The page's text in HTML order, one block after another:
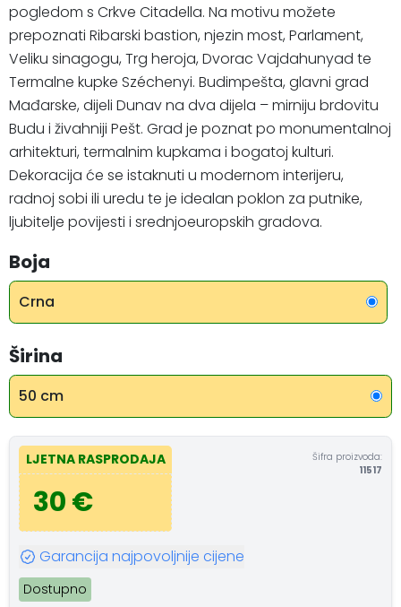
pogledom s Crkve Citadella. Na motivu možete
prepoznati Ribarski bastion, njezin most, Parlament,
Veliku sinagogu, Trg heroja, Dvorac Vajdahunyad te
Termalne kupke Széchenyi. Budimpešta, glavni grad
Mađarske, dijeli Dunav na dva dijela – mirniju brdovitu
Budu i živahniji Pešt. Grad je poznat po monumentalnoj
arhitekturi, termalnim kupkama i bogatoj kulturi.
Dekoracija će se istaknuti u modernom interijeru,
radnoj sobi ili uredu te je idealan poklon za putnike,
ljubitelje povijesti i srednjoeuropskih gradova.
Boja
Crna
Širina
50 cm
LJETNA RASPRODAJA
30 €
Šifra proizvoda:
11517
Garancija najpovoljnije cijene
Dostupno